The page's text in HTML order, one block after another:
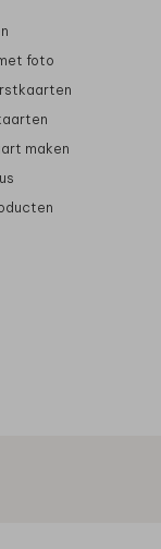
foto
maken